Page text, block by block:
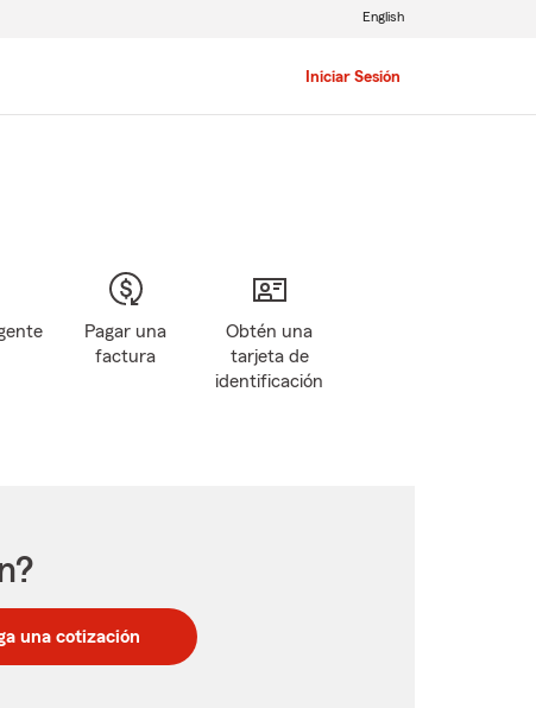
Iniciar Sesión
English
Pagar una
factura
Obtén una
tarjeta de
identificación
una cotización